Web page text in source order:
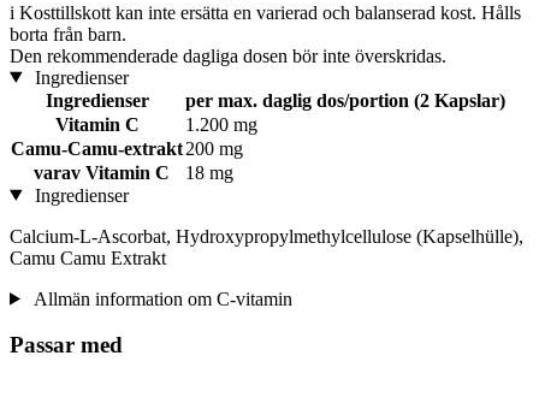
i Kosttillskott kan inte ersätta en varierad och balanserad kost. Hålls
borta från barn.
Den rekommenderade dagliga dosen bör inte överskridas.
Ingredienser
Ingredienser
per max. daglig dos/portion (2 Kapslar)
Vitamin C
1.200 mg
Camu-Camu-extrakt200 mg
varav Vitamin C
18 mg
Ingredienser
Calcium-L-Ascorbat, Hydroxypropylmethylcellulose (Kapselhülle),
Camu Camu Extrakt
Allmän information om C-vitamin
Passar med